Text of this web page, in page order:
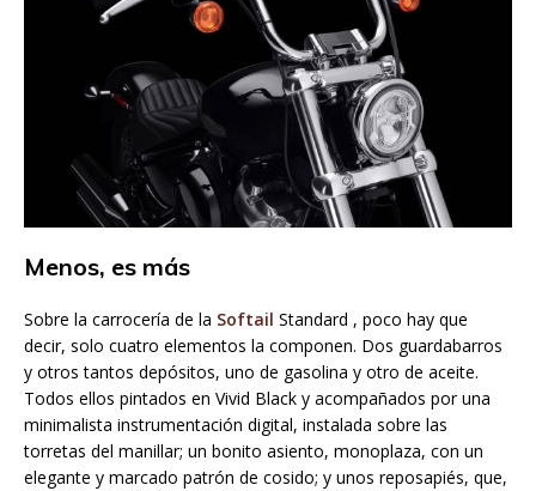
Menos, es más
Sobre la carrocería de la Softail Standard , poco hay que
decir, solo cuatro elementos la componen. Dos guardabarros
y otros tantos depósitos, uno de gasolina y otro de aceite.
Todos ellos pintados en Vivid Black y acompañados por una
minimalista instrumentación digital, instalada sobre las
torretas del manillar; un bonito asiento, monoplaza, con un
elegante y marcado patrón de cosido; y unos reposapiés, que,